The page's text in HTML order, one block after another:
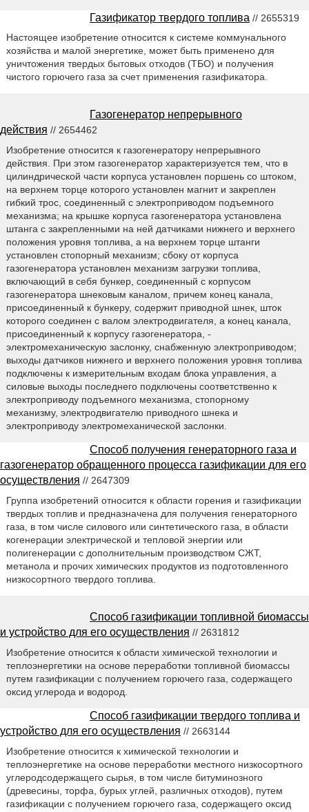
Газификатор твердого топлива // 2655319
Настоящее изобретение относится к системе коммунального
хозяйства и малой энергетике, может быть применено для
уничтожения твердых бытовых отходов (ТБО) и получения
чистого горючего газа за счет применения газификатора.
Газогенератор непрерывного
действия // 2654462
Изобретение относится к газогенератору непрерывного
действия. При этом газогенератор характеризуется тем, что в
цилиндрической части корпуса установлен поршень со штоком,
на верхнем торце которого установлен магнит и закреплен
гибкий трос, соединенный с электроприводом подъемного
механизма; на крышке корпуса газогенератора установлена
штанга с закрепленными на ней датчиками нижнего и верхнего
положения уровня топлива, а на верхнем торце штанги
установлен стопорный механизм; сбоку от корпуса
газогенератора установлен механизм загрузки топлива,
включающий в себя бункер, соединенный с корпусом
газогенератора шнековым каналом, причем конец канала,
присоединенный к бункеру, содержит приводной шнек, шток
которого соединен с валом электродвигателя, а конец канала,
присоединенный к корпусу газогенератора, -
электромеханическую заслонку, снабженную электроприводом;
выходы датчиков нижнего и верхнего положения уровня топлива
подключены к измерительным входам блока управления, а
силовые выходы последнего подключены соответственно к
электроприводу подъемного механизма, стопорному
механизму, электродвигателю приводного шнека и
электроприводу электромеханической заслонки.
Способ получения генераторного газа и
газогенератор обращенного процесса газификации для его
осуществления // 2647309
Группа изобретений относится к области горения и газификации
твердых топлив и предназначена для получения генераторного
газа, в том числе силового или синтетического газа, в области
когенерации электрической и тепловой энергии или
полигенерации с дополнительным производством СЖТ,
метанола и прочих химических продуктов из подготовленного
низкосортного твердого топлива.
Способ газификации топливной биомассы
и устройство для его осуществления // 2631812
Изобретение относится к области химической технологии и
теплоэнергетики на основе переработки топливной биомассы
путем газификации с получением горючего газа, содержащего
оксид углерода и водород.
Способ газификации твердого топлива и
устройство для его осуществления // 2663144
Изобретение относится к химической технологии и
теплоэнергетике на основе переработки местного низкосортного
углеродсодержащего сырья, в том числе битуминозного
(древесины, торфа, бурых углей, различных отходов), путем
газификации с получением горючего газа, содержащего оксид